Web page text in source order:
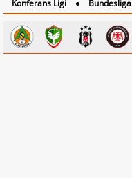
Konferans Ligi Bundesliga
2. Lig
3. Lig